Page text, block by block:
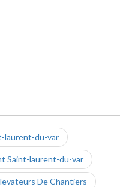
laurent-du-var
Saint-laurent-du-var
De Chantiers